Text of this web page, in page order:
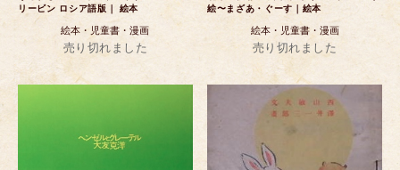
リービン ロシア語版｜ 絵本
絵本・児童書・漫画
売り切れました
絵〜まざあ・ぐーす｜絵本
絵本・児童書・漫画
売り切れました